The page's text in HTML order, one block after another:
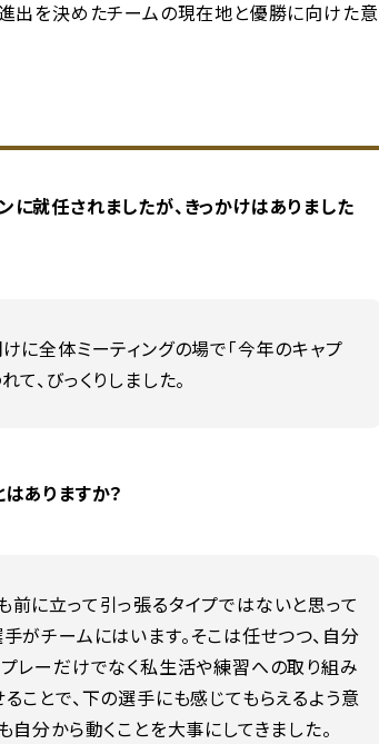
出を決めたチームの現在地と優勝に向けた意
就任されましたが、きっかけはありました
に全体ミーティングの場で「今年のキャプ
、びっくりしました。
ありますか？
に立って引っ張るタイプではないと思って
がチームにはいます。そこは任せつつ、自分
レーだけでなく私生活や練習への取り組み
ことで、下の選手にも感じてもらえるよう意
自分から動くことを大事にしてきました。